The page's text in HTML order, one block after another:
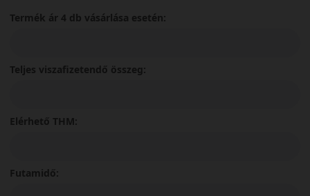
Termék ár 4 db vásárlása esetén:
Teljes viszafizetendő összeg:
Elérhető THM:
Futamidő: